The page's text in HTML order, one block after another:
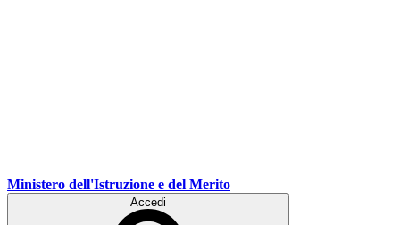
Ministero dell'Istruzione e del Merito
Accedi